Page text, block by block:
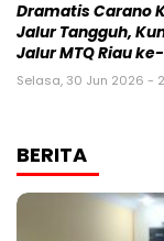
Dramatis Carano
Jalur Tangguh,
Jalur MTQ Riau
Selasa, 30 Jun 2026 -
BERITA